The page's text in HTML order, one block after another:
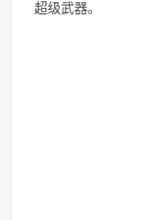
超级武器。